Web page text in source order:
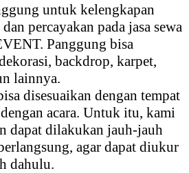
untuk kelengkapan
percayakan pada jasa sewa
Panggung bisa
backdrop, karpet,
lainnya.
disesuaikan dengan tempat
acara. Untuk itu, kami
dapat dilakukan jauh-jauh
agar dapat diukur
dahulu.